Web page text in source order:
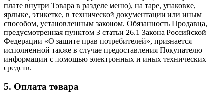
плате внутри Товара в разделе меню), на таре, упаковке,
ярлыке, этикетке, в технической документации или иным
способом, установленным законом. Обязанность Продавца,
предусмотренная пунктом 3 статьи 26.1 Закона Российской
Федерации «О защите прав потребителей», признается
исполненной также в случае предоставления Покупателю
информации с помощью электронных и иных технических
средств.
5. Оплата товара